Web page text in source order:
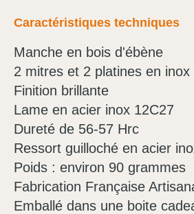
Caractéristiques techniques
Manche en bois d'ébène
2 mitres et 2 platines en inox
Finition brillante
Lame en acier inox 12C27
Dureté de 56-57 Hrc
Ressort guilloché en acier
Poids : environ 90 grammes
Fabrication Française
Emballé dans une boite